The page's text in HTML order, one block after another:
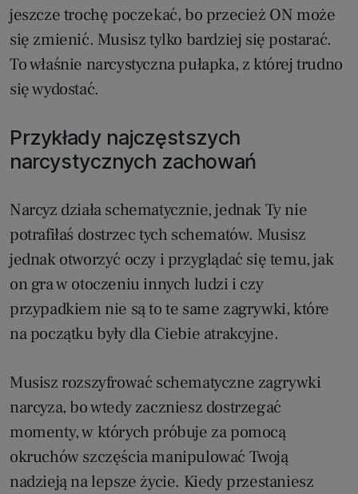
jeszcze trochę poczekać, bo przecież ON może
się zmienić. Musisz tylko bardziej się postarać.
To właśnie narcystyczna pułapka, z której trudno
się wydostać.
Przykłady najczęstszych
narcystycznych zachowań
Narcyz działa schematycznie, jednak Ty nie
potrafiłaś dostrzec tych schematów. Musisz
jednak otworzyć oczy i przyglądać się temu, jak
on gra w otoczeniu innych ludzi i czy
przypadkiem nie są to te same zagrywki, które
na początku były dla Ciebie atrakcyjne.
Musisz rozszyfrować schematyczne zagrywki
narcyza, bo wtedy zaczniesz dostrzegać
momenty, w których próbuje za pomocą
okruchów szczęścia manipulować Twoją
nadzieją na lepsze życie. Kiedy przestaniesz